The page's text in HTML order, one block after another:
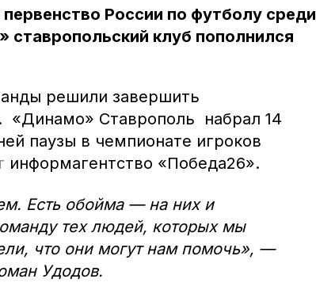
России по футболу среди
ставропольский клуб пополнился
решили завершить
«Динамо» Ставрополь набрал 14
паузы в чемпионате игроков
информагентство «Победа26».
Есть обойма — на них и
тех людей, которых мы
что они могут нам помочь», —
Удодов.